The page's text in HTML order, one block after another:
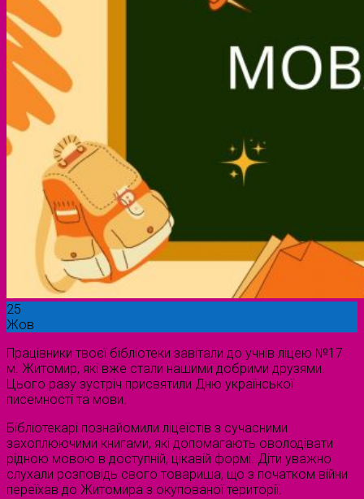
25
Жов
Працівники твоєї бібліотеки завітали до учнів ліцею №17
м. Житомир, які вже стали нашими добрими друзями.
Цього разу зустріч присвятили Дню української
писемності та мови.
Бібліотекарі познайомили ліцеїстів з сучасними
захоплюючими книгами, які допомагають оволодівати
рідною мовою в доступній, цікавій формі. Діти уважно
слухали розповідь свого товариша, що з початком війни
переїхав до Житомира з окупованої території.